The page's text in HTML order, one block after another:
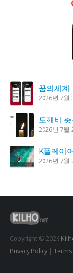
꿈의세계
2026년 7월
도깨비
2026년 7월
K플레이
2026년 7월
시크릿
2026년 7월
Copyright © 2026
Privacy Policy| Terms